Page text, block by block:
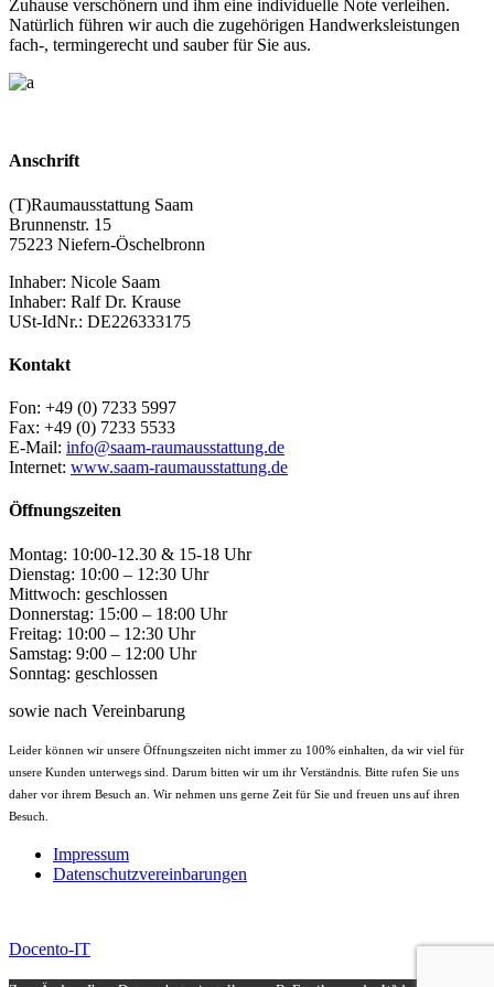
Zuhause verschönern und ihm eine individuelle Note verleihen.
Natürlich führen wir auch die zugehörigen Handwerksleistungen
fach-, termingerecht und sauber für Sie aus.
Anschrift
(T)Raumausstattung Saam
Brunnenstr. 15
75223 Niefern-Öschelbronn
Inhaber: Nicole Saam
Inhaber: Ralf Dr. Krause
USt-IdNr.: DE226333175
Kontakt
Fon: +49 (0) 7233 5997
Fax: +49 (0) 7233 5533
E-Mail: info@saam-raumausstattung.de
Internet: www.saam-raumausstattung.de
Öffnungszeiten
Montag: 10:00-12.30 & 15-18 Uhr
Dienstag: 10:00 – 12:30 Uhr
Mittwoch: geschlossen
Donnerstag: 15:00 – 18:00 Uhr
Freitag: 10:00 – 12:30 Uhr
Samstag: 9:00 – 12:00 Uhr
Sonntag: geschlossen
sowie nach Vereinbarung
Leider können wir unsere Öffnungszeiten nicht immer zu 100% einhalten, da wir viel für
unsere Kunden unterwegs sind. Darum bitten wir um ihr Verständnis. Bitte rufen Sie uns
daher vor ihrem Besuch an. Wir nehmen uns gerne Zeit für Sie und freuen uns auf ihren
Besuch.
Impressum
Datenschutzvereinbarungen
Docento-IT